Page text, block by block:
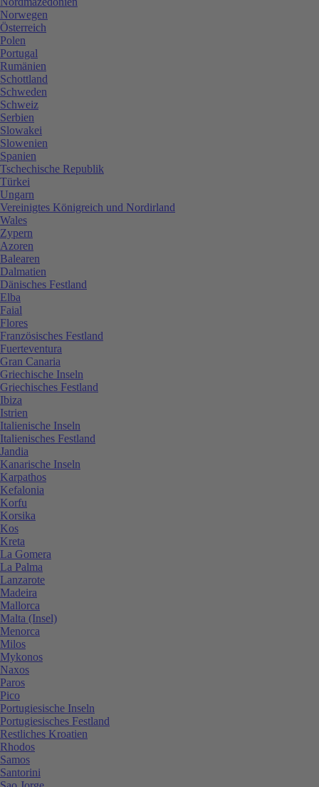
Norwegen
Österreich
Polen
Portugal
Rumänien
Schottland
Schweden
Schweiz
Serbien
Slowakei
Slowenien
Spanien
Tschechische Republik
Türkei
Ungarn
Vereinigtes Königreich und Nordirland
Wales
Zypern
Azoren
Balearen
Dalmatien
Dänisches Festland
Elba
Faial
Flores
Französisches Festland
Fuerteventura
Gran Canaria
Griechische Inseln
Griechisches Festland
Ibiza
Istrien
Italienische Inseln
Italienisches Festland
Jandia
Kanarische Inseln
Karpathos
Kefalonia
Korfu
Korsika
Kos
Kreta
La Gomera
La Palma
Lanzarote
Madeira
Mallorca
Malta (Insel)
Menorca
Milos
Mykonos
Naxos
Paros
Pico
Portugiesische Inseln
Portugiesisches Festland
Restliches Kroatien
Rhodos
Samos
Santorini